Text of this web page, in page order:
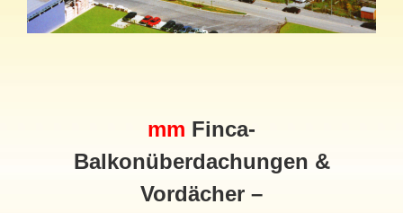
mm Finca-
Balkonüberdachungen &
Vordächer –